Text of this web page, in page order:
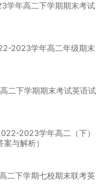
学年高二下学期期末考试
2023学年高二年级期末
二下学期期末考试英语试
2023学年高二（下）
与解析）
二下学期七校期末联考英